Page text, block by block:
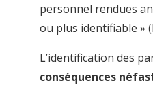
personnel rendues
ou plus identifiable »
L’identification des
conséquences